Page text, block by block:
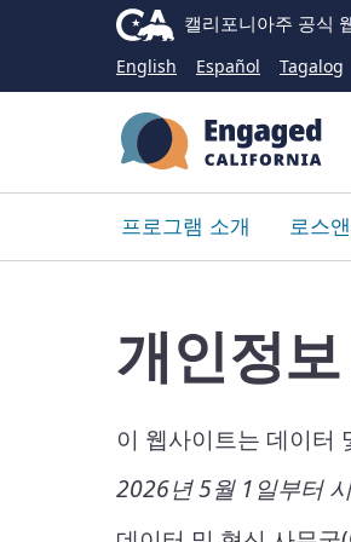
CA.gov캘리포니아주 공식
English Español Tagalog
프로그램 소개 로스
개인정
이 웹사이트는 데이터
2026년 5월 1일부터